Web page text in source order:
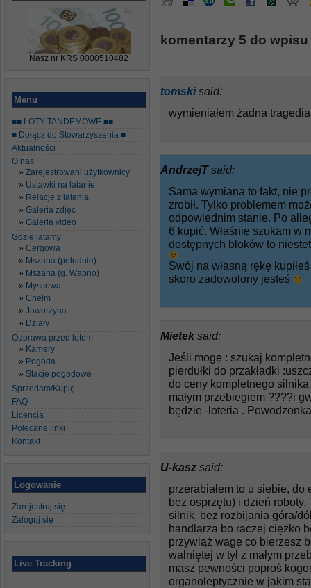
Nasz nr KRS 0000510482
Menu
■■ LOTY TANDEMOWE ■■
■ Dołącz do Stowarzyszenia ■
Aktualności
O nas
Zarejestrowani użytkownicy
Ustawki na latanie
Relacje z latania
Galeria zdjęć
Galeria video
Gdzie latamy
Cergowa
Mszana (południe)
Mszana (g. Wapno)
Myscowa
Chełm
Jaworzyna
Działy
Odprawa przed lotem
Kamery
Pogoda
Stacje pogodowe
Sprzedam/Kupię
FAQ
Licencja
Polecane linki
Kontakt
Logowanie
Zarejestruj się
Zaloguj się
Live Tracking
komentarzy 5 do
tomski said:
wymieniałem żadna
AndrzejTsaid:
Sama wymiana to fakt, nie
zrobił. Tylko problemem
odpowiednim stanie. Po
6 kupić. Właśnie szukam w
dostępnych bloków to
Swój na własną rękę
skoro zadowolony jesteś
Mietek said:
Jeśli mogę : szukaj
pierdułki do przakładki
do ceny kompletnego
małym przebiegiem ????i
będzie -loteria .
U-kasz said:
przerabiałem to u siebie, do
bez osprzętu) i dzień roboty.
silnik, bez rozbijania góra/
handlarza bo raczej ciężko
przywiąż wagę co bierzesz
walniętej w tył z małym
masz pewności poproś
organoleptycznie w jakim